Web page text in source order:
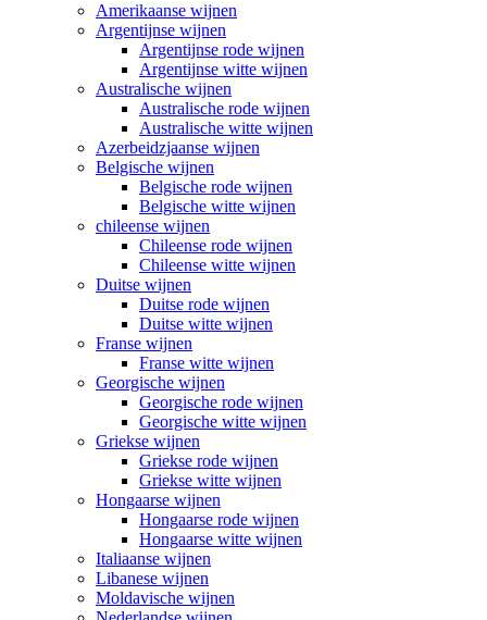
Amerikaanse wijnen
Argentijnse wijnen
Argentijnse rode wijnen
Argentijnse witte wijnen
Australische wijnen
Australische rode wijnen
Australische witte wijnen
Azerbeidzjaanse wijnen
Belgische wijnen
Belgische rode wijnen
Belgische witte wijnen
chileense wijnen
Chileense rode wijnen
Chileense witte wijnen
Duitse wijnen
Duitse rode wijnen
Duitse witte wijnen
Franse wijnen
Franse witte wijnen
Georgische wijnen
Georgische rode wijnen
Georgische witte wijnen
Griekse wijnen
Griekse rode wijnen
Griekse witte wijnen
Hongaarse wijnen
Hongaarse rode wijnen
Hongaarse witte wijnen
Italiaanse wijnen
Libanese wijnen
Moldavische wijnen